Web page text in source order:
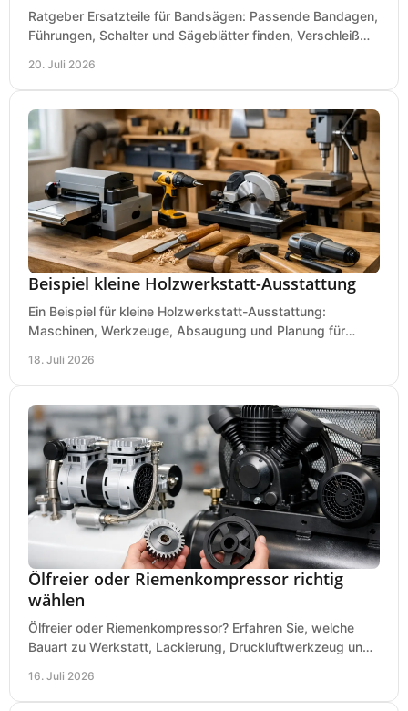
Ratgeber Ersatzteile für Bandsägen: Passende Bandagen,
Führungen, Schalter und Sägeblätter finden, Verschleiß
20. Juli 2026
Beispiel kleine Holzwerkstatt-Ausstattung
Ein Beispiel für kleine Holzwerkstatt-Ausstattung:
Maschinen, Werkzeuge, Absaugung und Planung für
18. Juli 2026
Ölfreier oder Riemenkompressor richtig
wählen
Ölfreier oder Riemenkompressor? Erfahren Sie, welche
Bauart zu Werkstatt, Lackierung, Druckluftwerkzeug und
16. Juli 2026